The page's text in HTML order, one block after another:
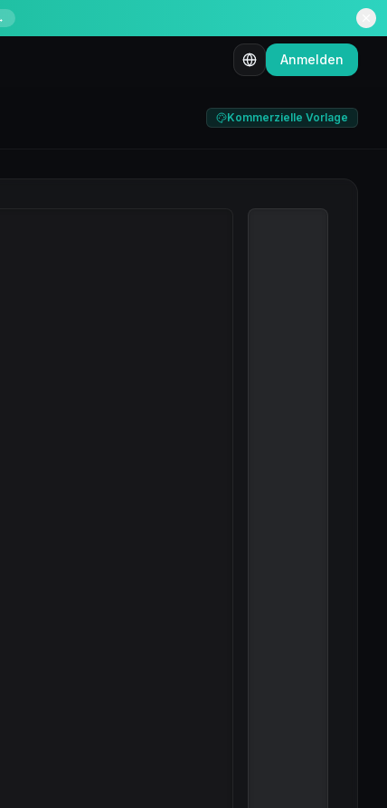
Anmelden
Kommerzielle Vorlage